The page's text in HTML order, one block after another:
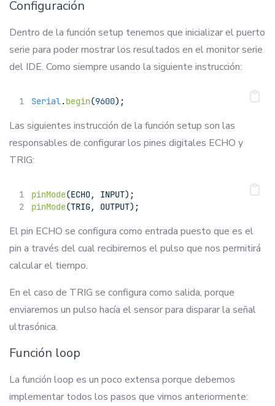
Configuración
Dentro de la función setup tenemos que inicializar el puerto
serie para poder mostrar los resultados en el monitor serie
del IDE. Como siempre usando la siguiente instrucción:
Serial.begin(9600);
Las siguientes instrucción de la función setup son las
responsables de configurar los pines digitales ECHO y
TRIG:
pinMode(ECHO, INPUT);
pinMode(TRIG, OUTPUT);
El pin ECHO se configura como entrada puesto que es el
pin a través del cual recibiremos el pulso que nos permitirá
calcular el tiempo.
En el caso de TRIG se configura como salida, porque
enviaremos un pulso hacía el sensor para disparar la señal
ultrasónica.
Función loop
La función loop es un poco extensa porque debemos
implementar todos los pasos que vimos anteriormente: